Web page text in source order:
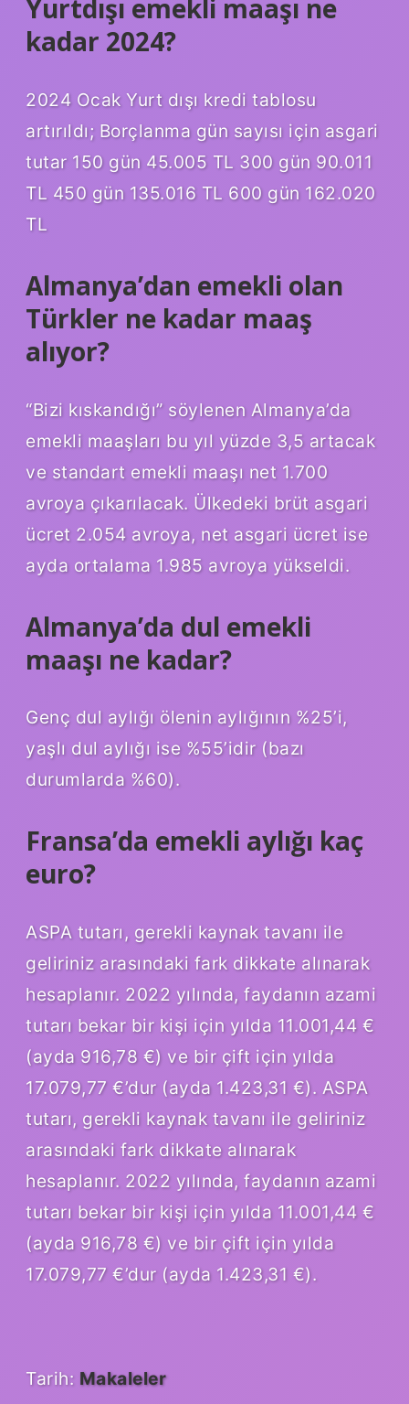
Yurtdışı emekli maaşı ne
kadar 2024?
2024 Ocak Yurt dışı kredi tablosu
artırıldı; Borçlanma gün sayısı için asgari
tutar 150 gün 45.005 TL 300 gün 90.011
TL 450 gün 135.016 TL 600 gün 162.020
TL
Almanya’dan emekli olan
Türkler ne kadar maaş
alıyor?
“Bizi kıskandığı” söylenen Almanya’da
emekli maaşları bu yıl yüzde 3,5 artacak
ve standart emekli maaşı net 1.700
avroya çıkarılacak. Ülkedeki brüt asgari
ücret 2.054 avroya, net asgari ücret ise
ayda ortalama 1.985 avroya yükseldi.
Almanya’da dul emekli
maaşı ne kadar?
Genç dul aylığı ölenin aylığının %25’i,
yaşlı dul aylığı ise %55’idir (bazı
durumlarda %60).
Fransa’da emekli aylığı kaç
euro?
ASPA tutarı, gerekli kaynak tavanı ile
geliriniz arasındaki fark dikkate alınarak
hesaplanır. 2022 yılında, faydanın azami
tutarı bekar bir kişi için yılda 11.001,44 €
(ayda 916,78 €) ve bir çift için yılda
17.079,77 €’dur (ayda 1.423,31 €). ASPA
tutarı, gerekli kaynak tavanı ile geliriniz
arasındaki fark dikkate alınarak
hesaplanır. 2022 yılında, faydanın azami
tutarı bekar bir kişi için yılda 11.001,44 €
(ayda 916,78 €) ve bir çift için yılda
17.079,77 €’dur (ayda 1.423,31 €).
Tarih: Makaleler